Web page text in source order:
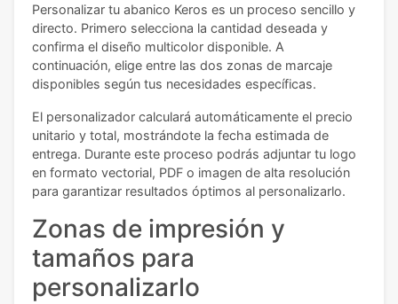
Personalizar tu abanico Keros es un proceso sencillo y
directo. Primero selecciona la cantidad deseada y
confirma el diseño multicolor disponible. A
continuación, elige entre las dos zonas de marcaje
disponibles según tus necesidades específicas.
El personalizador calculará automáticamente el precio
unitario y total, mostrándote la fecha estimada de
entrega. Durante este proceso podrás adjuntar tu logo
en formato vectorial, PDF o imagen de alta resolución
para garantizar resultados óptimos al personalizarlo.
Zonas de impresión y
tamaños para
personalizarlo